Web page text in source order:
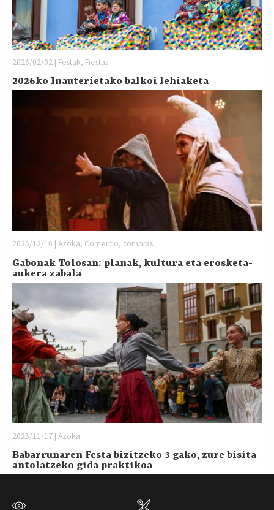
2026/02/02 | Festak, Fiestas
2026ko Inauterietako balkoi lehiaketa
2025/12/16 | Azoka, Comercio, compras
Gabonak Tolosan: planak, kultura eta erosketa-
aukera zabala
2025/11/17 | Azoka
Babarrunaren Festa bizitzeko 3 gako, zure bisita
antolatzeko gida praktikoa